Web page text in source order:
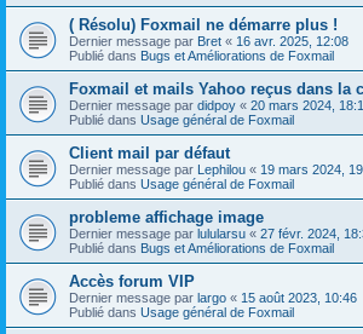
( Résolu) Foxmail ne démarre plus !
Dernier message par Bret « 16 avr. 2025, 12:08
Publié dans Bugs et Améliorations de Foxmail
Foxmail et mails Yahoo reçus dans la
Dernier message par didpoy « 20 mars 2024,
Publié dans Usage général de Foxmail
Client mail par défaut
Dernier message par Lephilou « 19 mars 2024,
Publié dans Usage général de Foxmail
probleme affichage image
Dernier message par lulularsu « 27 févr. 2024,
Publié dans Bugs et Améliorations de Foxmail
Accès forum VIP
Dernier message par largo « 15 août 2023, 10:46
Publié dans Usage général de Foxmail